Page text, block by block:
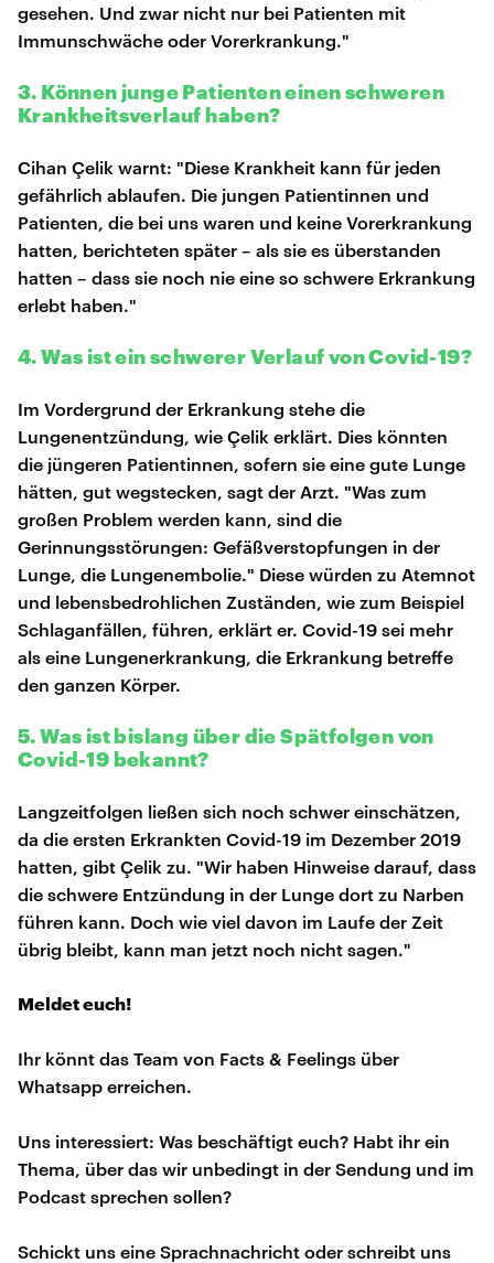
gesehen. Und zwar nicht nur bei Patienten mit
Immunschwäche oder Vorerkrankung."
3. Können junge Patienten einen schweren
Krankheitsverlauf haben?
Cihan Çelik warnt: "Diese Krankheit kann für jeden
gefährlich ablaufen. Die jungen Patientinnen und
Patienten, die bei uns waren und keine Vorerkrankung
hatten, berichteten später – als sie es überstanden
hatten – dass sie noch nie eine so schwere Erkrankung
erlebt haben."
4. Was ist ein schwerer Verlauf von Covid-19?
Im Vordergrund der Erkrankung stehe die
Lungenentzündung, wie Çelik erklärt. Dies könnten
die jüngeren Patientinnen, sofern sie eine gute Lunge
hätten, gut wegstecken, sagt der Arzt. "Was zum
großen Problem werden kann, sind die
Gerinnungsstörungen: Gefäßverstopfungen in der
Lunge, die Lungenembolie." Diese würden zu Atemnot
und lebensbedrohlichen Zuständen, wie zum Beispiel
Schlaganfällen, führen, erklärt er. Covid-19 sei mehr
als eine Lungenerkrankung, die Erkrankung betreffe
den ganzen Körper.
5. Was ist bislang über die Spätfolgen von
Covid-19 bekannt?
Langzeitfolgen ließen sich noch schwer einschätzen,
da die ersten Erkrankten Covid-19 im Dezember 2019
hatten, gibt Çelik zu. "Wir haben Hinweise darauf, dass
die schwere Entzündung in der Lunge dort zu Narben
führen kann. Doch wie viel davon im Laufe der Zeit
übrig bleibt, kann man jetzt noch nicht sagen."
Meldet euch!
Ihr könnt das Team von Facts & Feelings über
Whatsapp erreichen.
Uns interessiert: Was beschäftigt euch? Habt ihr ein
Thema, über das wir unbedingt in der Sendung und im
Podcast sprechen sollen?
Schickt uns eine Sprachnachricht oder schreibt uns